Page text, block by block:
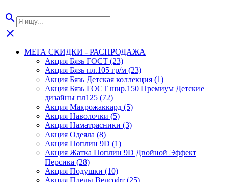
search
close
МЕГА СКИДКИ - РАСПРОДАЖА
Акция Бязь ГОСТ (23)
Акция Бязь пл.105 гр/м (23)
Акция Бязь Детская коллекция (1)
Акция Бязь ГОСТ шир.150 Премиум Детские
дизайны пл125 (72)
Акция Макрожаккард (5)
Акция Наволочки (5)
Акция Наматрасники (3)
Акция Одеяла (8)
Акция Поплин 9D (1)
Акция Жатка Поплин 9D Двойной Эффект
Персика (28)
Акция Подушки (10)
Акция Пледы Велсофт (25)